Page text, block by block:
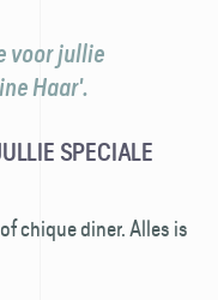
voor jullie
Haar'.
SPECIALE
chique diner. Alles is